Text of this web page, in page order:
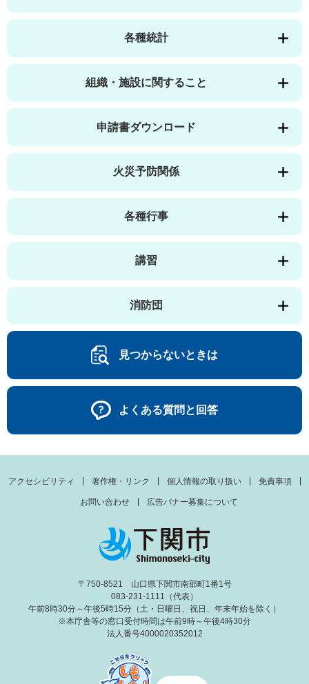
各種統計
組織・施設に関すること
申請書ダウンロード
火災予防関係
各種行事
講習
消防団
見つからないときは
よくある質問と回答
アクセシビリティ 著作権・リンク 個人情報の取り扱い 免責事項
お問い合わせ 広告バナー募集について
〒750-8521 山口県下関市南部町1番1号
083-231-1111（代表）
午前8時30分～午後5時15分（土・日曜日、祝日、年末年始を除く）
※本庁舎等の窓口受付時間は午前9時～午後4時30分
法人番号4000020352012